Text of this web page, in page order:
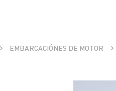
EMBARCACIÓNES DE MOTOR